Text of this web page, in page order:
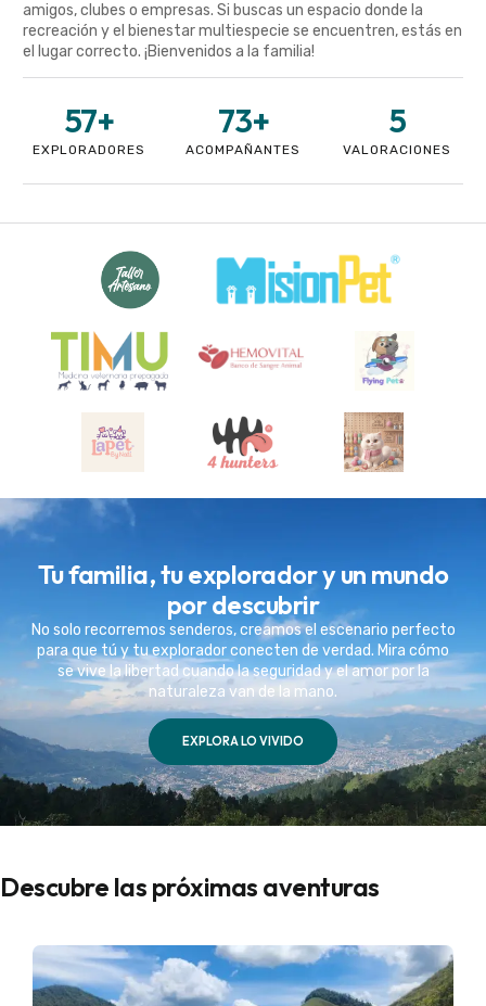
amigos, clubes o empresas. Si buscas un espacio donde la
recreación y el bienestar multiespecie se encuentren, estás en
el lugar correcto. ¡Bienvenidos a la familia!
EXPLORADORES
57+
ACOMPAÑANTES
73+
VALORACIONES
5
Tu familia, tu explorador y un mundo
por descubrir
No solo recorremos senderos, creamos el escenario perfecto
para que tú y tu explorador conecten de verdad. Mira cómo
se vive la libertad cuando la seguridad y el amor por la
naturaleza van de la mano.
EXPLORA LO VIVIDO
Descubre las próximas aventuras